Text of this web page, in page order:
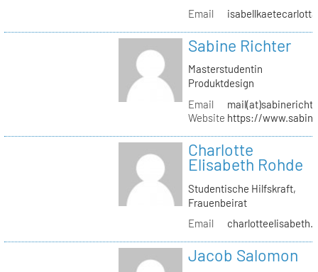
Email
Sabine Richter
Masterstudentin
Produktdesign
Email
Website https://
Charlotte
Elisabeth Rohde
Studentische Hilfskraft,
Frauenbeirat
Email
Jacob Salomon